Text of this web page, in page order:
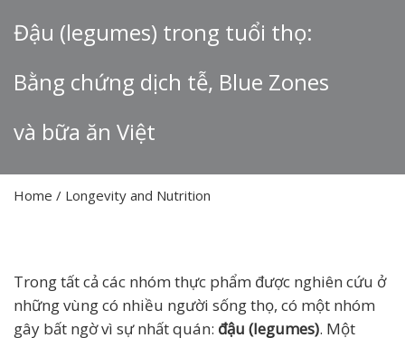
Đậu (legumes) trong tuổi thọ:
Bằng chứng dịch tễ, Blue Zones
và bữa ăn Việt
Home / Longevity and Nutrition
Trong tất cả các nhóm thực phẩm được nghiên cứu ở
những vùng có nhiều người sống thọ, có một nhóm
gây bất ngờ vì sự nhất quán: đậu (legumes). Một